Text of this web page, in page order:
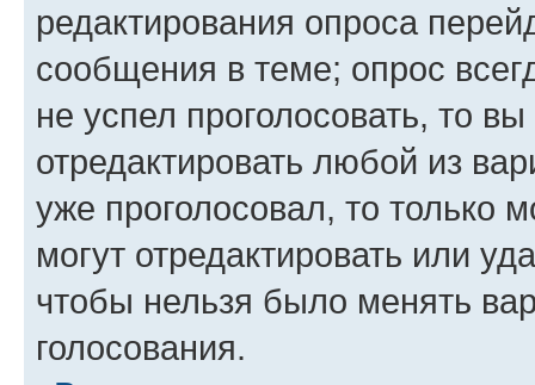
редактирования опроса
сообщения в теме; опрос
не успел проголосовать, то
отредактировать любой из
уже проголосовал, то только
могут отредактировать или
чтобы нельзя было менять
голосования.